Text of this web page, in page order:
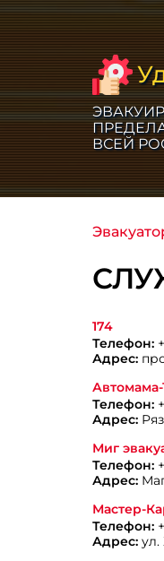
ВСЕЙ
174
Телефон:
Адрес:
Телефон:
Адрес:
Миг
Телефон:
Адрес:
Мастер-
Телефон:
Адрес:ул.